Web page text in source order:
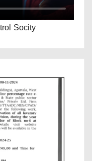
Socity